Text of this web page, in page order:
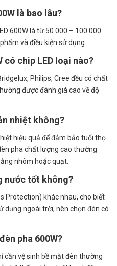
là bao lâu?
600W là từ 50.000 – 100.000
và điều kiện sử dụng.
có chip LED loại nào?
Philips, Cree đều có chất
được đánh giá cao về độ
nhiệt không?
hiệu quả để đảm bảo tuổi thọ
pha chất lượng cao thường
nhôm hoặc quạt.
nước tốt không?
Protection) khác nhau, cho biết
dụng ngoài trời, nên chọn đèn có
pha 600W?
cần vệ sinh bề mặt đèn thường